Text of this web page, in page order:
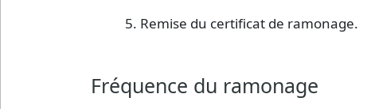
Remise du certificat de ramonage.
Fréquence du ramonage